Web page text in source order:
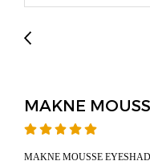
MAKNE
MAKNE MOUSSE